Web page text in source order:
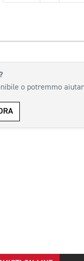
o potremmo